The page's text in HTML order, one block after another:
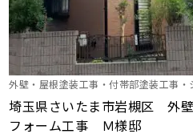
外壁・屋根塗装工事・付帯部塗装工事
ターＢＯＸ塗装・バルコニ―防水工事・
埼玉県さいたま市岩槻区 外
フォーム工事 Ｍ様邸